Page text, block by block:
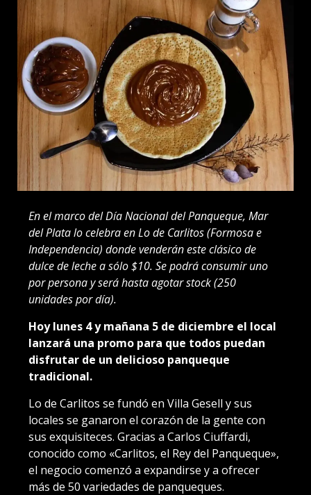
En el marco del Día Nacional del Panqueque, Mar
del Plata lo celebra en Lo de Carlitos (Formosa e
Independencia) donde venderán este clásico de
dulce de leche a sólo $10. Se podrá consumir uno
por persona y será hasta agotar stock (250
unidades por día).
Hoy lunes 4 y mañana 5 de diciembre el local
lanzará una promo para que todos puedan
disfrutar de un delicioso panqueque
tradicional.
Lo de Carlitos se fundó en Villa Gesell y sus
locales se ganaron el corazón de la gente con
sus exquisiteces. Gracias a Carlos Ciuffardi,
conocido como «Carlitos, el Rey del Panqueque»,
el negocio comenzó a expandirse y a ofrecer
más de 50 variedades de panqueques.